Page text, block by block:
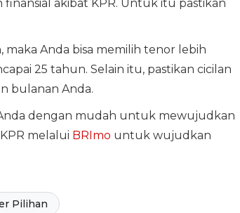
akibat KPR. Untuk itu pastikan
Anda bisa memilih tenor lebih
25 tahun. Selain itu, pastikan cicilan
bulanan Anda.
dengan mudah untuk mewujudkan
melalui BRImo untuk wujudkan
Pilihan